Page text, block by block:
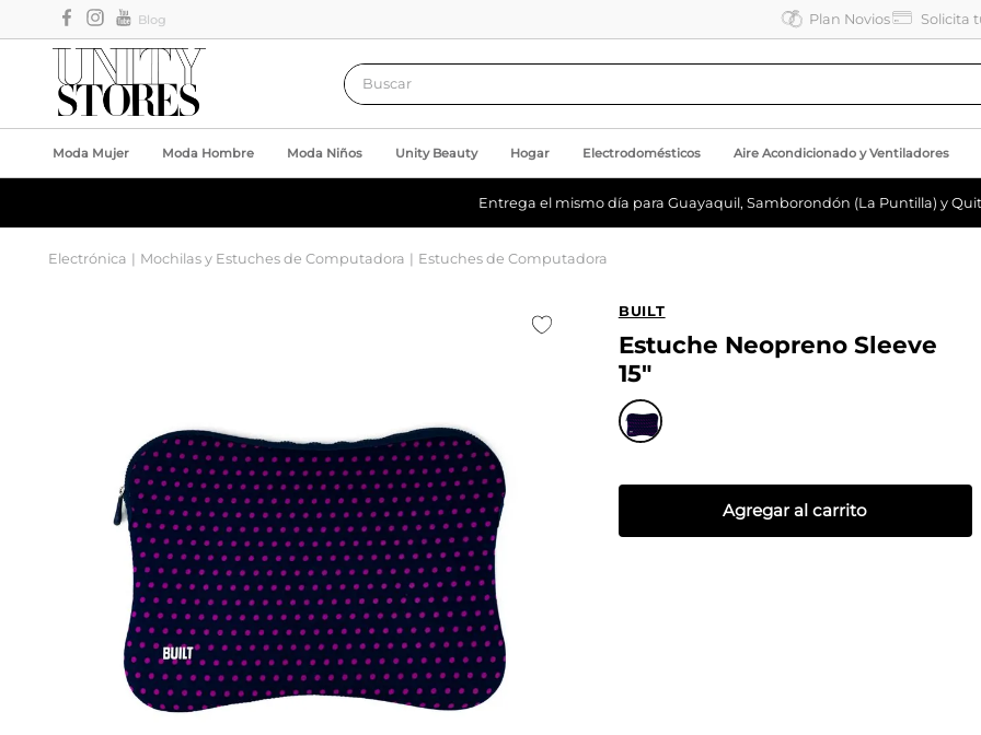
Blog Plan Novios Solicita
Buscar
Moda Mujer Moda Hombre Moda Niños Unity Beauty Hogar Electrodomésticos Aire Acondicionado y Ventiladores
Entrega el mismo día para Guayaquil, Samborondón (La Puntilla) y
Electrónica Mochilas y Estuches de Computadora Estuches de Computadora
BUILT
Estuche Neopreno Sleeve
15"
Agregar al carrito